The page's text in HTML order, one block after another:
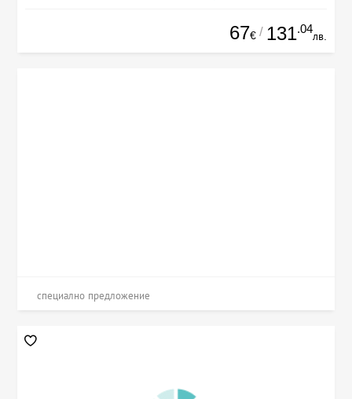
67€ / 131.04
лв.
специално предложение